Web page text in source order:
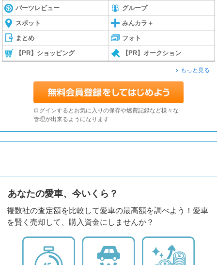
パーツレビュー グループ
スポット みんカラ＋
まとめ フォト
【PR】ショッピング 【PR】オークション
もっと見る
ログインするとお気に入りの保存や燃費記録など様々な
管理が出来るようになります
あなたの愛車、今いくら？
複数社の査定額を比較して愛車の最高額を調べよう！愛車
を賢く売却して、購入資金にしませんか？